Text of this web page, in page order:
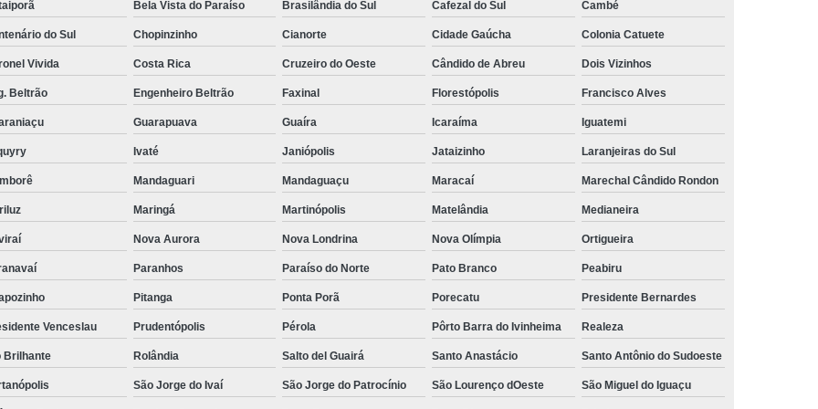
Reabilitação para Jovens Alcoólatras Oeste do Paraná
Reabilitação para Dependente de Drogas
Reabilitação para Dependentes de Drogas e álcool
Reabilitação para Drogado
Reabilitação para Drogado Cascavel
Reabilitação para Drogado Oeste do Paraná
Reabilitação para Homens Usuários de Drogas
Reabilitação para Homens Viciados em Drogas
Reabilitação para Jovens Usuários de Drogas
Reabilitação para Usuários de Droga
Reabilitação para Usuários de Drogas
Reabilitação para Viciados em Drogas
Reabilitação para Homens Viciados em álcool
Reabilitação para Jovens Viciados em álcool
Reabilitação para Jovens Viciados em álcool Cascavel
Bela Vista do Paraíso Brasilândia do Sul Cafezal do Sul Cambé
do Sul Chopinzinho Cianorte Cidade Gaúcha Colonia Catuete
Vivida Costa Rica Cruzeiro do Oeste Cândido de Abreu Dois Vizinhos
Beltrão Engenheiro Beltrão Faxinal Florestópolis Francisco Alves
Guarapuava Guaíra Icaraíma Iguatemi
Ivaté Janiópolis Jataizinho Laranjeiras do Sul
Mandaguari Mandaguaçu Maracaí Marechal Cândido Rondon
Maringá Martinópolis Matelândia Medianeira
Nova Aurora Nova Londrina Nova Olímpia Ortigueira
Paranhos Paraíso do Norte Pato Branco Peabiru
Pitanga Ponta Porã Porecatu Presidente Bernardes
Venceslau Prudentópolis Pérola Pôrto Barra do Ivinheima Realeza
Brilhante Rolândia Salto del Guairá Santo Anastácio Santo Antônio do Sudoeste
São Jorge do Ivaí São Jorge do Patrocínio São Lourenço dOeste São Miguel do Iguaçu